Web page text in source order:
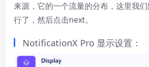
来源，它的一个流量的分布，这里我
行了，然后点击next。
NotificationX Pro 显示设置：